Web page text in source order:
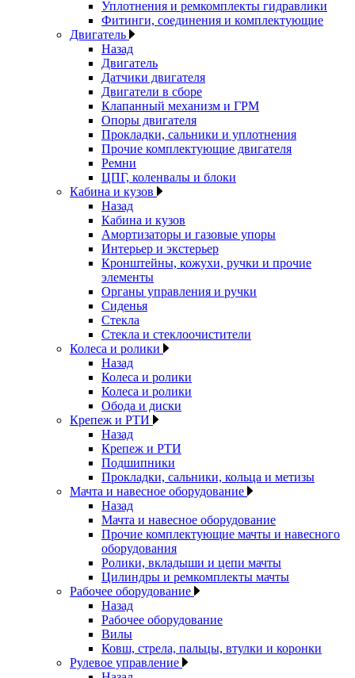
Уплотнения и ремкомплекты гидравлики
Фитинги, соединения и комплектующие
Двигатель
Назад
Двигатель
Датчики двигателя
Двигатели в сборе
Клапанный механизм и ГРМ
Опоры двигателя
Прокладки, сальники и уплотнения
Прочие комплектующие двигателя
Ремни
ЦПГ, коленвалы и блоки
Кабина и кузов
Назад
Кабина и кузов
Амортизаторы и газовые упоры
Интерьер и экстерьер
Кронштейны, кожухи, ручки и прочие
элементы
Органы управления и ручки
Сиденья
Стекла
Стекла и стеклоочистители
Колеса и ролики
Назад
Колеса и ролики
Колеса и ролики
Обода и диски
Крепеж и РТИ
Назад
Крепеж и РТИ
Подшипники
Прокладки, сальники, кольца и метизы
Мачта и навесное оборудование
Назад
Мачта и навесное оборудование
Прочие комплектующие мачты и навесного
оборудования
Ролики, вкладыши и цепи мачты
Цилиндры и ремкомплекты мачты
Рабочее оборудование
Назад
Рабочее оборудование
Вилы
Ковш, стрела, пальцы, втулки и коронки
Рулевое управление